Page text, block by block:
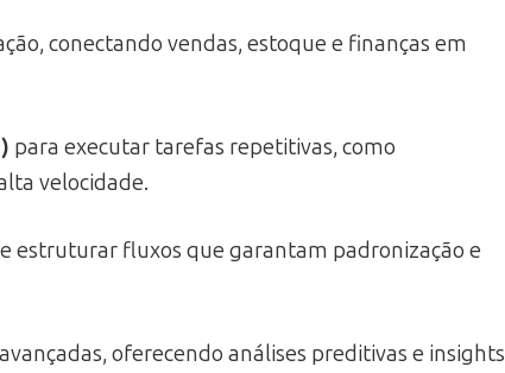
conectando vendas, estoque e finanças em
para executar tarefas repetitivas, como
velocidade.
estruturar fluxos que garantam padronização e
oferecendo análises preditivas e insights